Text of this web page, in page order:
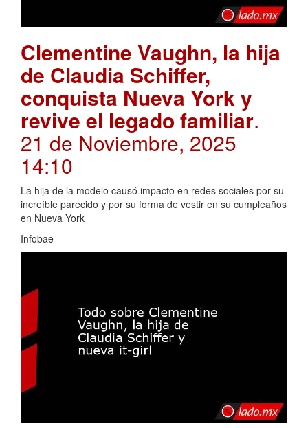
Clementine Vaughn, la hija
de Claudia Schiffer,
conquista Nueva York y
revive el legado familiar.
21 de Noviembre, 2025
14:10
La hija de la modelo causó impacto en redes sociales por su
increíble parecido y por su forma de vestir en su cumpleaños
en Nueva York
Infobae